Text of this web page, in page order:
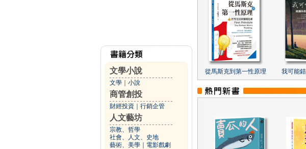
文學小說
文學 小說
商管創投
財經投資 行銷企管
人文藝坊
宗教、哲學
社會、人文、史地
藝術、美學
電影戲劇
從馬斯克到第一性原理 我可能